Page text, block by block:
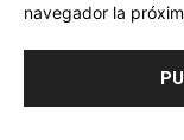
navegador la